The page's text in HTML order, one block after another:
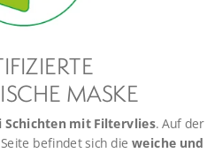
MASKE
Schichten mit Filtervlies. Auf der
befindet sich dieweiche und